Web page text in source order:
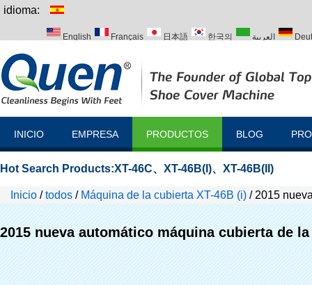
idioma:
English Français 日本語 한국의 العربية
INICIO EMPRESA PRODUCTOS BLOG
Hot Search Products:XT-46C、 XT-46B(I)、 XT-46B(II)
Inicio /todos / Máquina de la cubierta XT-46B (i) / 2015
2015 nueva automático máquina cubierta de